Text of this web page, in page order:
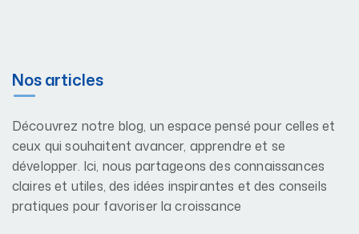
Nos articles
Découvrez notre blog, un espace pensé pour celles et
ceux qui souhaitent avancer, apprendre et se
développer. Ici, nous partageons des connaissances
claires et utiles, des idées inspirantes et des conseils
pratiques pour favoriser la croissance